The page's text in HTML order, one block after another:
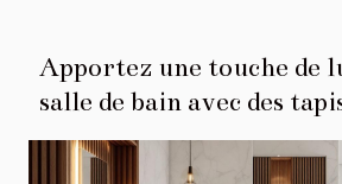
Apportez une touche de
salle de bain avec des